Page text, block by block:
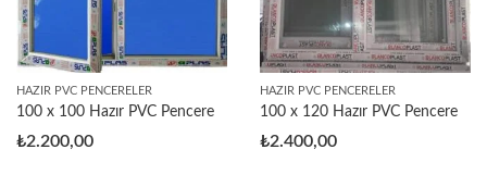
HAZIR PVC PENCERELER
100 x 100 Hazır PVC Pencere
₺2.200,00
HAZIR PVC PENCERELER
100 x 120 Hazır PVC Pencere
₺2.400,00